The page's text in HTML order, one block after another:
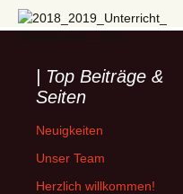
| Top Beiträge &
Seiten
Neuigkeiten
Unser Team
Herzlich willkommen!